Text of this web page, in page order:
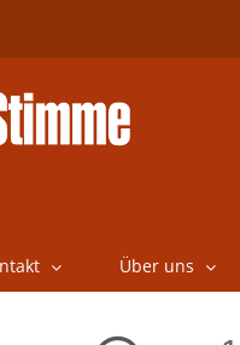
Über uns